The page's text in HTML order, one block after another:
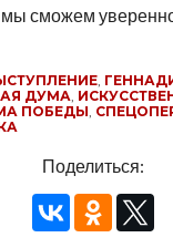
сможем
,
ДУМА
ПОБЕДЫ
Поделиться: